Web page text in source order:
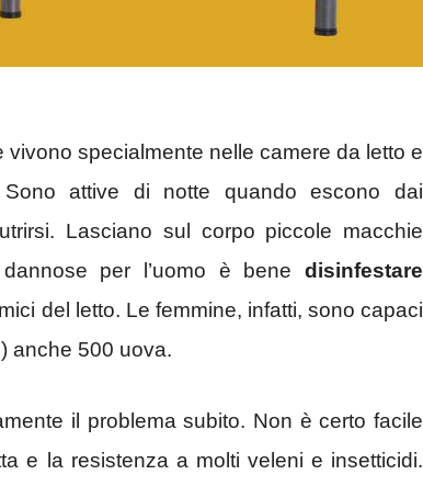
specialmente nelle camere da letto e
attive di notte quando escono dai
Lasciano sul corpo piccole macchie
per l’uomo è bene disinfestare
del letto. Le femmine, infatti, sono capaci
anche 500 uova.
il problema subito. Non è certo facile
e la resistenza a molti veleni e insetticidi.